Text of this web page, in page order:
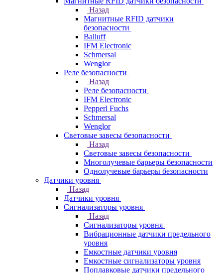
Назад
Магнитные RFID датчики
безопасности
Balluff
IFM Electronic
Schmersal
Wenglor
Реле безопасности
Назад
Реле безопасности
IFM Electronic
Pepperl Fuchs
Schmersal
Wenglor
Световые завесы безопасности
Назад
Световые завесы безопасности
Многолучевые барьеры безопасности
Однолучевые барьеры безопасности
Датчики уровня
Назад
Датчики уровня
Сигнализаторы уровня
Назад
Сигнализаторы уровня
Вибрационные датчики предельного
уровня
Емкостные датчики уровня
Емкостные сигнализаторы уровня
Поплавковые датчики предельного